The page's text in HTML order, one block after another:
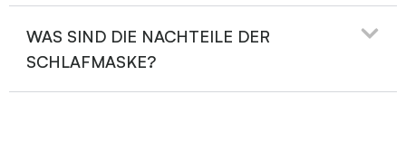
WAS SIND DIE NACHTEILE DER
SCHLAFMASKE?